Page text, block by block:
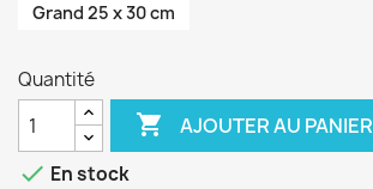
Grand 25 x 30 cm
Quantité
 AJOUTER AU PANIER
 En stock